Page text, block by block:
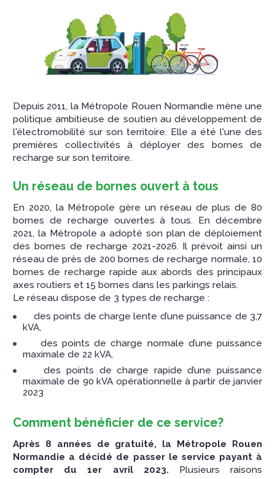
Depuis 2011, la Métropole Rouen Normandie mène une
politique ambitieuse de soutien au développement de
l'électromobilité sur son territoire. Elle a été l'une des
premières collectivités à déployer des bornes de
recharge sur son territoire.
Un réseau de bornes ouvert à tous
En 2020, la Métropole gère un réseau de plus de 80
bornes de recharge ouvertes à tous. En décembre
2021, la Métropole a adopté son plan de déploiement
des bornes de recharge 2021-2026. Il prévoit ainsi un
réseau de près de 200 bornes de recharge normale, 10
bornes de recharge rapide aux abords des principaux
axes routiers et 15 bornes dans les parkings relais.
Le réseau dispose de 3 types de recharge :
des points de charge lente d’une puissance de 3,7
kVA,
des points de charge normale d’une puissance
maximale de 22 kVA,
des points de charge rapide d’une puissance
maximale de 90 kVA opérationnelle à partir de janvier
2023
Comment bénéficier de ce service?
Après 8 années de gratuité, la Métropole Rouen
Normandie a décidé de passer le service payant à
compter du 1er avril 2023. Plusieurs raisons